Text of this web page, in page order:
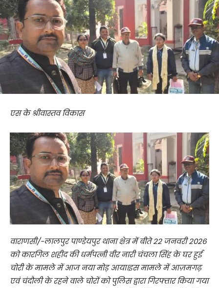
एस के श्रीवास्तव विकास
वाराणसी/-लालपुर पाण्डेयपुर थाना क्षेत्र में बीते 22 जनवरी 2026
को कारगिल शहीद की धर्मपत्नी वीर नारी चंचला सिंह के घर हुई
चोरी के मामले में आज नया मोड़ आया।इस मामले में आज़मगढ़
एवं चंदौली के रहने वाले चोरों को पुलिस द्वारा गिरफ्तार किया गया